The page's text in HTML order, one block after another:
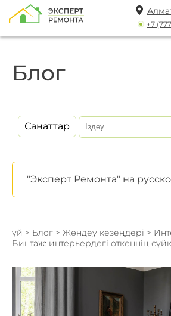
+7
Блог
Санаттар
"Эксперт Ремонта" на
үй > Блог > Жөндеу кезеңдері >
Винтаж: интерьердегі өткеннің